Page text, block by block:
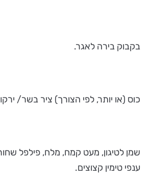
בקבוק בירה לאגר.
כוס (או יותר, לפי הצורך) ציר בשר/
שמן לטיגון, מעט קמח, מלח, פילפל
ענפי טימין קצוצים.